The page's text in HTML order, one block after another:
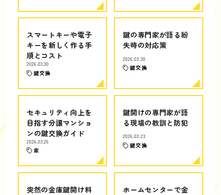
スマートキーや電子
キーを新しく作る手
順とコスト
2026.03.30
鍵交換
鍵の専門家が語る紛
失時の対応策
2026.03.30
鍵交換
セキュリティ向上を
目指す分譲マンショ
ンの鍵交換ガイド
2026.03.26
家
鍵開けの専門家が語
る現場の教訓と防犯
2026.03.23
鍵交換
突然の金庫鍵開け料
ホームセンターで金